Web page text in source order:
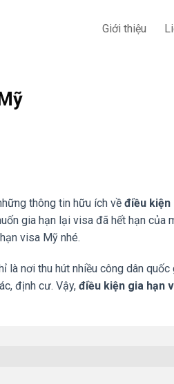
Giới thiệu
thông tin hữu ích về điều kiện
gia hạn lại visa đã hết hạn của
visa Mỹ nhé.
là nơi thu hút nhiều công dân quốc
định cư. Vậy, điều kiện gia hạn